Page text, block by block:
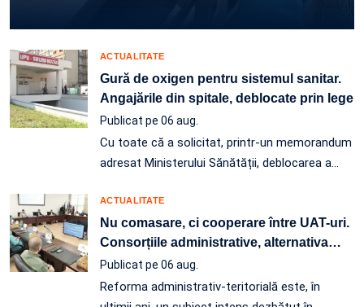
ACTUALITATE
Gură de oxigen pentru sistemul sanitar.
Angajările din spitale, deblocate prin lege
Publicat pe 06 aug.
Cu toate că a solicitat, printr-un memorandum
adresat Ministerului Sănătății, deblocarea a…
ACTUALITATE
Nu comasare, ci cooperare între UAT-uri.
Consorțiile administrative, alternativa…
Publicat pe 06 aug.
Reforma administrativ-teritorială este, în